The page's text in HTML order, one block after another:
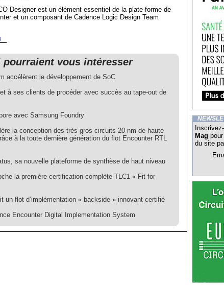
Designer est un élément essentiel de la plate-forme de
et un composant de Cadence Logic Design Team
vous intéresser
accélèrent le développement de SoC
à ses clients de procéder avec succès au tape-out de
avec Samsung Foundry
la conception des très gros circuits 20 nm de haute
à la toute dernière génération du flot Encounter RTL
sa nouvelle plateforme de synthèse de haut niveau
la première certification complète TLC1 « Fit for
un flot d’implémentation « backside » innovant certifié
Encounter Digital Implementation System
Mag
du site